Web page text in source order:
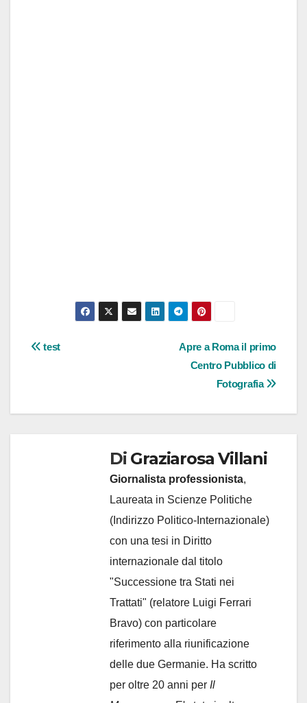
Navigazione
Apre a Roma il primo
Centro Pubblico di
Fotografia
test
Di Graziarosa Villani
Giornalista professionista,
Laureata in Scienze Politiche
(Indirizzo Politico-Internazionale)
con una tesi in Diritto
internazionale dal titolo
"Successione tra Stati nei
Trattati" (relatore Luigi Ferrari
Bravo) con particolare
riferimento alla riunificazione
delle due Germanie. Ha scritto
per oltre 20 anni per Il